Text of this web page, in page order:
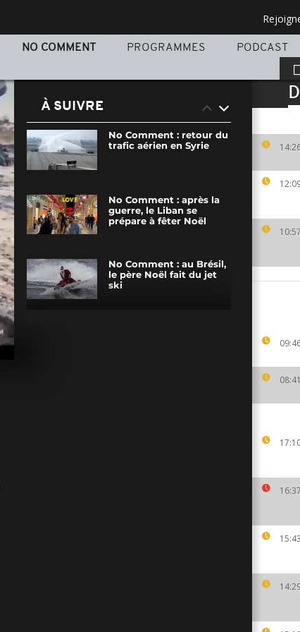
NO COMMENT PROGRAMMES
PODCAST
10:57
08:41
16:37
15:43
À SUIVRE
No Comment : retour du
trafic aérien en Syrie
No Comment : après la
guerre, le Liban se
prépare à fêter Noël
No Comment : au Brésil,
le père Noël fait du jet
ski